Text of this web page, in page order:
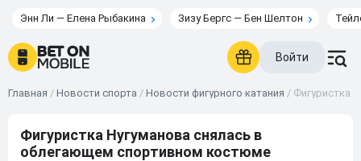
Энн Ли — Елена Рыбакина Зизу Бергс — Бен Шелтон
Войти
Главная / Новости спорта / Новости фигурного катания / Фигуристка
Фигуристка Нугуманова снялась в
облегающем спортивном костюме